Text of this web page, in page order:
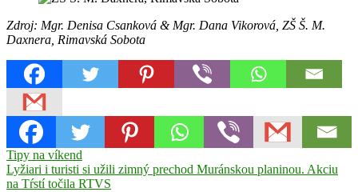
Zdroj: Mgr. Denisa Csanková & Mgr. Dana Vikorová, ZŠ Š. M.
Daxnera, Rimavská Sobota
Erasmusprojekt
Sobota základná
školaZŠ
Navigácia
v
Previous
Post:
Tipy na víkend
Next
Post:
Lyžiari i turisti si užili zimný prechod Muránskou planinou. Akciu
na Tŕstí točila RTVS